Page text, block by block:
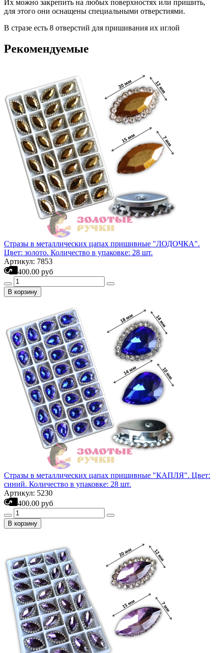
Их можно закрепить на любых поверхностях или пришить,
для этого они оснащены специальными отверстиями.
В стразе есть 8 отверстий для пришивания их иглой
Рекомендуемые
Стразы в металлических цапах пришивные "ЛОДОЧКА".
Цвет: золото. Количество в упаковке: 28 шт.
Артикул: 7853
400.00 руб
В корзину
Стразы в металлических цапах пришивные "КАПЛЯ". Цвет:
синий. Количество в упаковке: 28 шт.
Артикул: 5230
400.00 руб
В корзину